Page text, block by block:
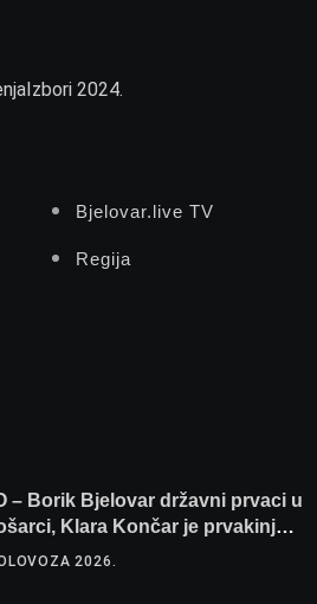
Izbori 2024.
Bjelovar.live TV
Regija
– Borik Bjelovar državni prvaci u
Klara Končar je prvakinja
u stolnom tenisu!
2026.